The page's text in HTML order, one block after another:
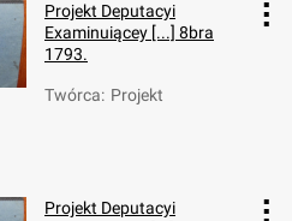
Projekt Deputacyi
Examinuiącey [...] 8bra
1793.
Twórca: Projekt
Projekt Deputacyi